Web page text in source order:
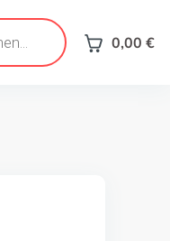
0,00 €